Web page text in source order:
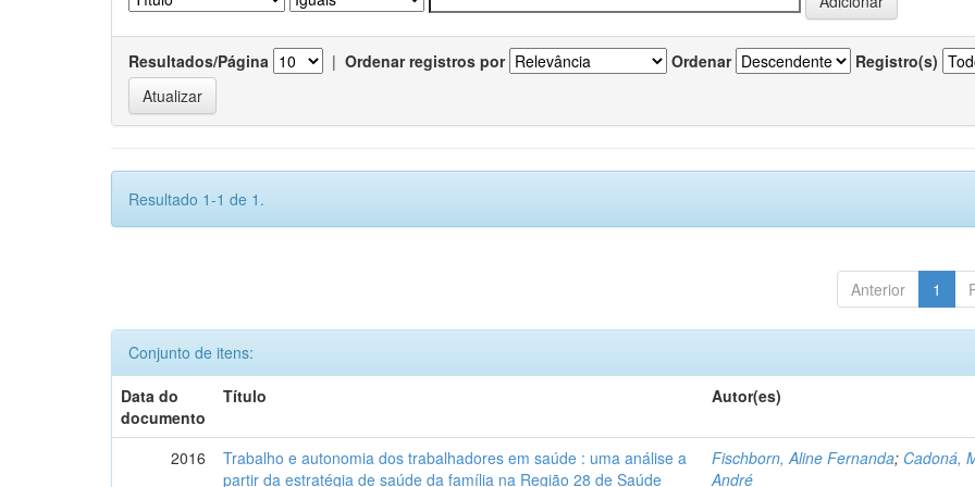
Resultados/Página | Ordenar registros por Ordenar Registro(s)
Resultado 1-1 de 1.
Anterior 1
Conjunto de itens:
Data do
documento
Título Autor(es)
2016
Trabalho e autonomia dos trabalhadores em saúde : uma análise a
partir da estratégia de saúde da família na Região 28 de Saúde
Fischborn, Aline Fernanda; Cadoná,
André